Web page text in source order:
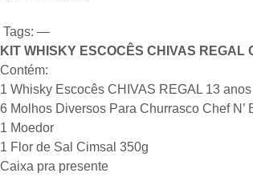
Tags: —
KIT WHISKY ESCOCÊS CHIVAS REGAL
Contém:
1 Whisky Escocês CHIVAS REGAL 13 anos
6 Molhos Diversos Para Churrasco Chef N’
1 Moedor
1 Flor de Sal Cimsal 350g
Caixa pra presente